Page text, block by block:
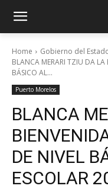
Home Gobierno del
BLANCA MERARI TZIU DA LA
BÁSICO AL...
Puerto Morelos
BLANCA
DE NIVEL
ESCOLAR